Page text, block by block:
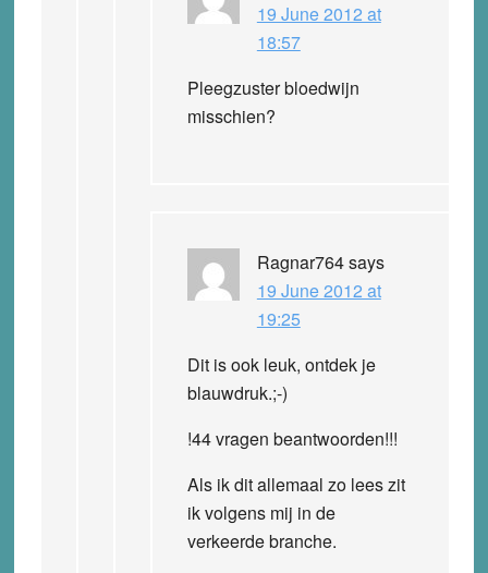
19 June 2012 at
18:57
Pleegzuster bloedwijn
misschien?
Ragnar764says
19 June 2012 at
19:25
Dit is ook leuk, ontdek je
blauwdruk.;-)
!44 vragen beantwoorden!!!
Als ik dit allemaal zo lees zit
ik volgens mij in de
verkeerde branche.